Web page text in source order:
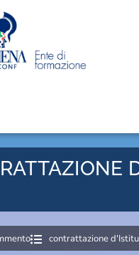
contrattazione